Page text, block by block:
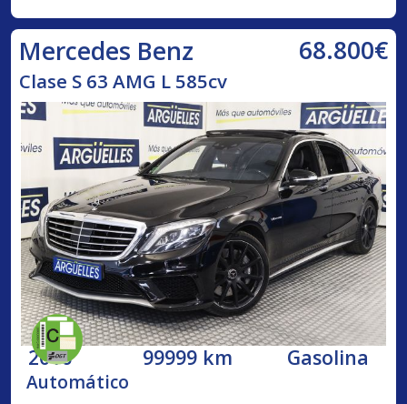
Mercedes Benz 68.800€
Clase S 63 AMG L 585cv
2016 99999 km Gasolina
Automático